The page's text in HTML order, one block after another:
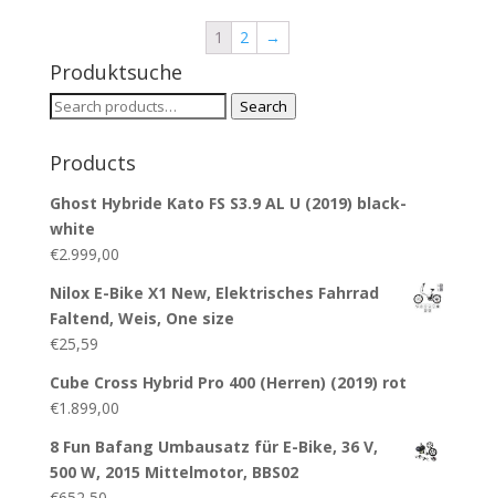
1 2 →
Produktsuche
Search
Search
Products
Ghost Hybride Kato FS S3.9 AL U (2019) black-
white
€2.999,00
Nilox E-Bike X1 New, Elektrisches Fahrrad
Faltend, Weis, One size
€25,59
Cube Cross Hybrid Pro 400 (Herren) (2019) rot
€1.899,00
8 Fun Bafang Umbausatz für E-Bike, 36 V,
500 W, 2015 Mittelmotor, BBS02